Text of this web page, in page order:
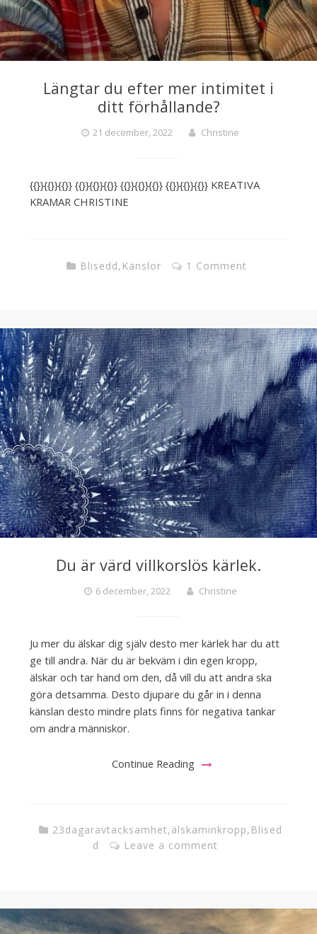
Längtar du efter mer intimitet i
ditt förhållande?
21 december, 2022 Christine
{{}}{{}}{{}} {{}}{{}}{{}} {{}}{{}}{{}} {{}}{{}}{{}} KREATIVA
KRAMAR CHRISTINE
Blisedd, Känslor 1 Comment
Du är värd villkorslös kärlek.
6 december, 2022 Christine
Ju mer du älskar dig själv desto mer kärlek har du att
ge till andra. När du är bekväm i din egen kropp,
älskar och tar hand om den, då vill du att andra ska
göra detsamma. Desto djupare du går in i denna
känslan desto mindre plats finns för negativa tankar
om andra människor.
Continue Reading
23dagaravtacksamhet,älskaminkropp, Blised
d
Leave a comment